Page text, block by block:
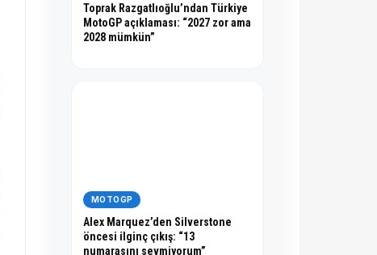
Toprak Razgatlıoğlu’ndan Türkiye
MotoGP açıklaması: “2027 zor ama
2028 mümkün”
MOTOGP
Alex Marquez’den Silverstone
öncesi ilginç çıkış: “13
numarasını sevmiyorum”